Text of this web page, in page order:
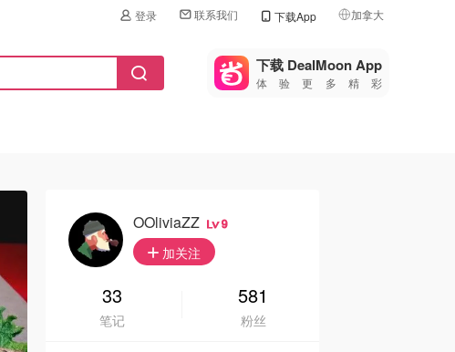
登录 联系我们 下载App 加拿大
🇺🇸
美国
🇨🇳中国
🇮🇹
🇦🇺
下载 DealMoon App
体验更多精彩
OOliviaZZ 9
加关注
33
笔记
581
粉丝